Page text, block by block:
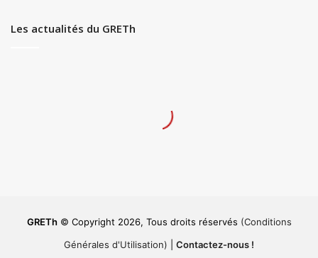
Les actualités du GRETh
GRETh© Copyright 2026, Tous droits réservés (Conditions
Générales d'Utilisation)
Contactez-nous !